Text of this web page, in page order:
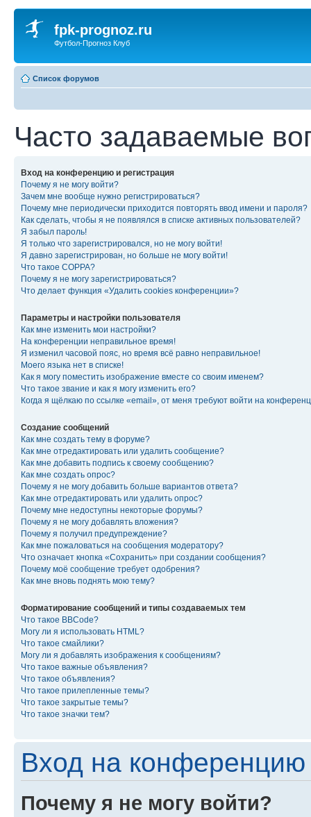
fpk-prognoz.ru
Футбол-Прогноз Клуб
Список форумов
Часто задаваемые
Вход на конференцию и регистрация
Почему я не могу войти?
Зачем мне вообще нужно регистрироваться?
Почему мне периодически приходится повторять ввод имени и пароля?
Как сделать, чтобы я не появлялся в списке активных пользователей?
Я забыл пароль!
Я только что зарегистрировался, но не могу войти!
Я давно зарегистрирован, но больше не могу войти!
Что такое COPPA?
Почему я не могу зарегистрироваться?
Что делает функция «Удалить cookies конференции»?
Параметры и настройки пользователя
Как мне изменить мои настройки?
На конференции неправильное время!
Я изменил часовой пояс, но время всё равно неправильное!
Моего языка нет в списке!
Как я могу поместить изображение вместе со своим именем?
Что такое звание и как я могу изменить его?
Когда я щёлкаю по ссылке «email», от меня требуют войти на
Создание сообщений
Как мне создать тему в форуме?
Как мне отредактировать или удалить сообщение?
Как мне добавить подпись к своему сообщению?
Как мне создать опрос?
Почему я не могу добавить больше вариантов ответа?
Как мне отредактировать или удалить опрос?
Почему мне недоступны некоторые форумы?
Почему я не могу добавлять вложения?
Почему я получил предупреждение?
Как мне пожаловаться на сообщения модератору?
Что означает кнопка «Сохранить» при создании сообщения?
Почему моё сообщение требует одобрения?
Как мне вновь поднять мою тему?
Форматирование сообщений и типы создаваемых тем
Что такое BBCode?
Могу ли я использовать HTML?
Что такое смайлики?
Могу ли я добавлять изображения к сообщениям?
Что такое важные объявления?
Что такое объявления?
Что такое прилепленные темы?
Что такое закрытые темы?
Что такое значки тем?
Вход на конференцию
Почему я не могу войти?